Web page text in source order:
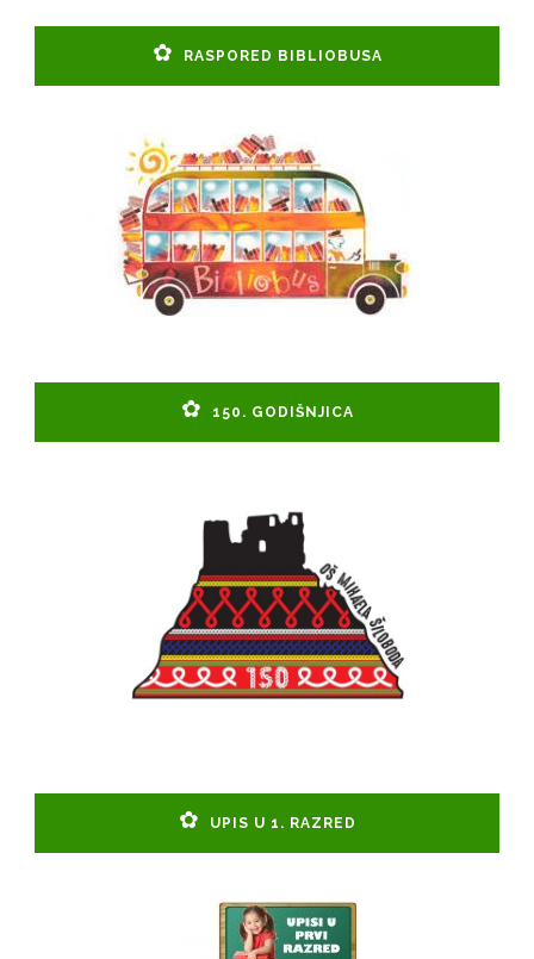
RASPORED BIBLIOBUSA
150. GODIŠNJICA
UPIS U 1. RAZRED